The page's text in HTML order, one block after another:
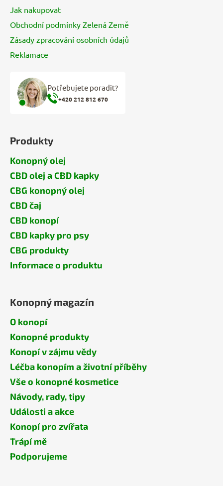
Jak nakupovat
Obchodní podmínky Zelená Země
Zásady zpracování osobních údajů
Reklamace
Potřebujete poradit?
+420 212 812 670
Produkty
Konopný olej
CBD olej a CBD kapky
CBG konopný olej
CBD čaj
CBD konopí
CBD kapky pro psy
CBG produkty
Informace o produktu
Konopný magazín
O konopí
Konopné produkty
Konopí v zájmu vědy
Léčba konopím a životní příběhy
Vše o konopné kosmetice
Návody, rady, tipy
Události a akce
Konopí pro zvířata
Trápí mě
Podporujeme